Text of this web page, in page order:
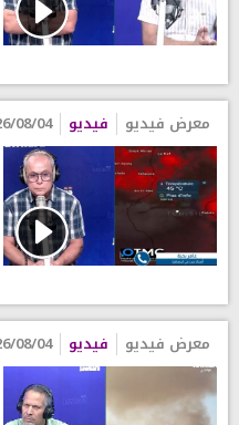
معرض فيديو فيديو 04 09:11
معرض فيديو فيديو 04 09:11